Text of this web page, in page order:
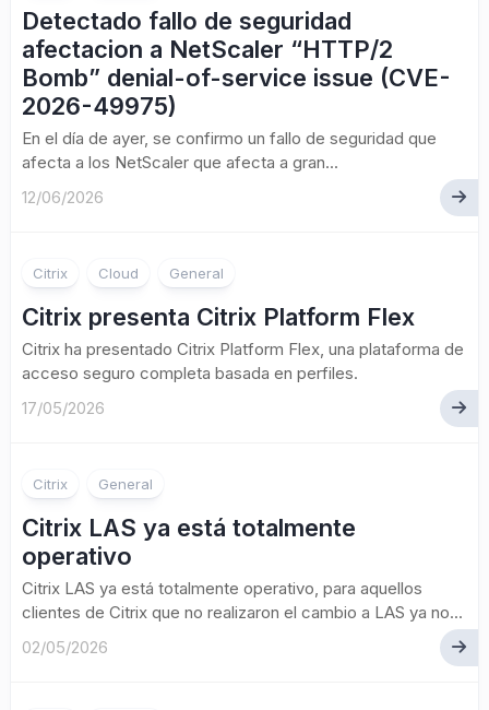
Detectado fallo de seguridad
afectacion a NetScaler “HTTP/2
Bomb” denial-of-service issue (CVE-
2026-49975)
En el día de ayer, se confirmo un fallo de seguridad que
afecta a los NetScaler que afecta a gran...
12/06/2026
Citrix Cloud General
Citrix presenta Citrix Platform Flex
Citrix ha presentado Citrix Platform Flex, una plataforma de
acceso seguro completa basada en perfiles.
17/05/2026
Citrix General
Citrix LAS ya está totalmente
operativo
Citrix LAS ya está totalmente operativo, para aquellos
clientes de Citrix que no realizaron el cambio a LAS ya no...
02/05/2026